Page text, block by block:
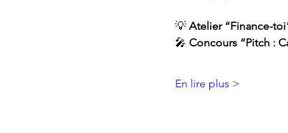
💡 Atelier “Finance-
🎤 Concours “Pitch :
En lire plus >